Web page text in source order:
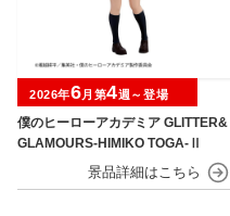
僕のヒーローアカデミア GLITTER&
GLAMOURS-HIMIKO TOGA-Ⅱ
2026年6月第4週～登場